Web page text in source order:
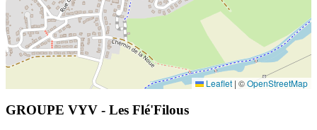
Leaflet | ©OpenStreetMap
GROUPE VYV - Les Flé'Filous